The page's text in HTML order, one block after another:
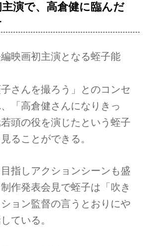
演で、高倉健に臨んだ
映画初主演となる蛭子能
子さんを撮ろう」とのコンセ
「高倉健さんになりきっ
頭の役を演じたという蛭子
ることができる。
指しアクションシーンも盛
作発表会見で蛭子は「吹き
ョン監督の言うとおりにや
ている。